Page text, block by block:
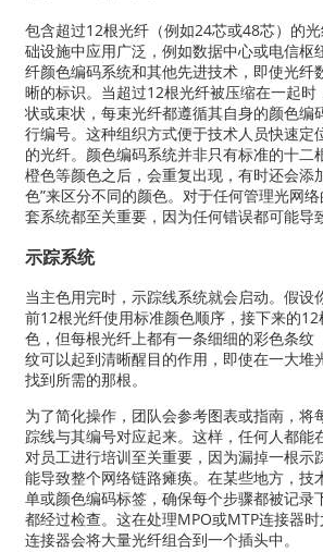
包含超过12根光纤（例如24芯或48芯）的
础设施中应用广泛，例如数据中心或电信枢
纤颜色编码系统和其他先进技术，即使光纤
晰的标识。当超过12根光纤被压缩在一起时
状或束状，每束光纤都遵循其自身的颜色编
行编号。这种组织方式便于技术人员快速定
的光纤。颜色编码系统并非只有标准的十二
橙色等颜色之后，会重复出现，有时还会添
色”来区分不同的颜色。对于任何管理光网
套系统都至关重要，因为任何错误都可能导
示踪系统
当主色用完时，示踪线系统就会启动。假设
前12根光纤使用标准颜色顺序，接下来的
色，但每根光纤上都有一条细细的彩色条纹
纹可以起到清晰醒目的作用，即使在一大堆
找到所需的那根。
为了简化操作，团队会参考图表或指南，将
踪线与其编号对应起来。这样，任何人都能
对员工进行培训至关重要，因为漏掉一根示
能导致整个网络链路瘫痪。在某些地方，技
单或颜色编码标签，确保每个步骤都被记录
都经过检查。这在处理MPO或MTP连接器
连接器会将大量光纤组合到一个插头中。